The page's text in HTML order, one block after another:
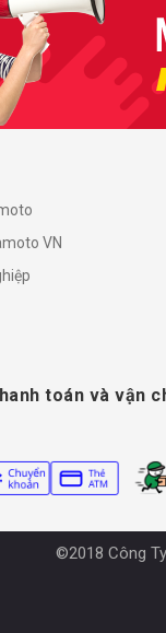
VN
toán và vận
©2018 Công